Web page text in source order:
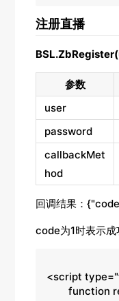
注册直播
参数
user
password
callbackMet
hod
回调结果：
code为1时表示成
<script
	function result(r){